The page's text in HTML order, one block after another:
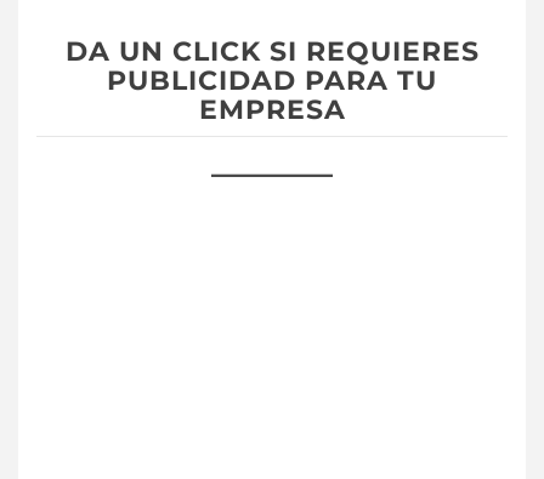
DA UN CLICK SI REQUIERES
PUBLICIDAD PARA TU
EMPRESA